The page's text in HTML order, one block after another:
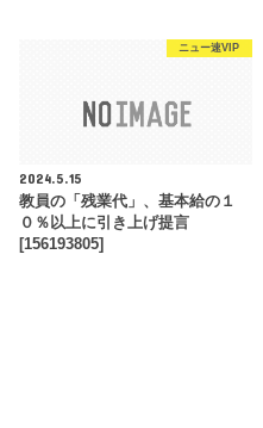
ニュー速VIP
2024.5.15
教員の「残業代」、基本給の１
０％以上に引き上げ提言
[156193805]